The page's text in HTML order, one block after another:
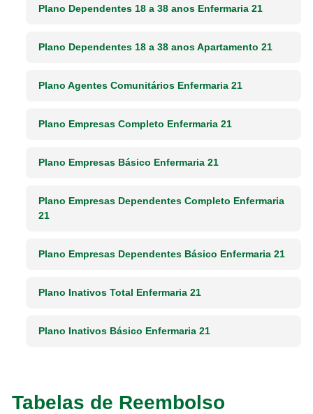
Plano Dependentes 18 a 38 anos Enfermaria 21
Plano Dependentes 18 a 38 anos Apartamento 21
Plano Agentes Comunitários Enfermaria 21
Plano Empresas Completo Enfermaria 21
Plano Empresas Básico Enfermaria 21
Plano Empresas Dependentes Completo Enfermaria
21
Plano Empresas Dependentes Básico Enfermaria 21
Plano Inativos Total Enfermaria 21
Plano Inativos Básico Enfermaria 21
Tabelas de Reembolso